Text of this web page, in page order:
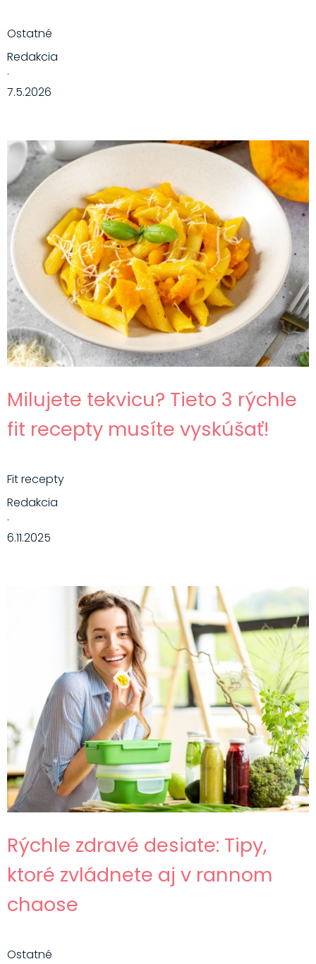
Ostatné
Redakcia
·
7.5.2026
Milujete tekvicu? Tieto 3 rýchle
fit recepty musíte vyskúšať!
Fit recepty
Redakcia
·
6.11.2025
Rýchle zdravé desiate: Tipy,
ktoré zvládnete aj v rannom
chaose
Ostatné